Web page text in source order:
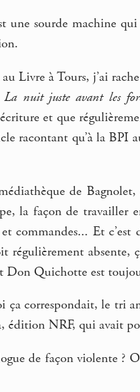
une sourde machine
Livre à Tours, j’ai
La nuit juste avant les
et que
racontant qu’à la BPI
de
la façon de travailler
commandes... Et
absente,
Don Quichotte est
ça correspondait, le tri
édition NRF, qui avait
de façon violente